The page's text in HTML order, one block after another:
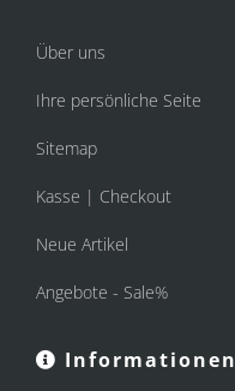
Über uns
Ihre persönliche Seite
Sitemap
Kasse | Checkout
Neue Artikel
Angebote - Sale%
Informationen